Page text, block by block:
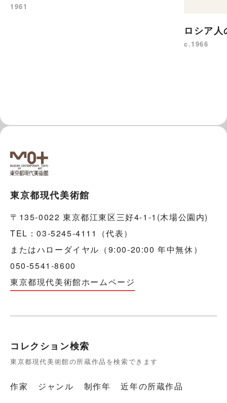
1961
ロシア
c.1966
東京都現代美術館
〒135-0022 東京都江東区三好4-1-1(木場公園内)
TEL：03-5245-4111（代表）
またはハローダイヤル（9:00-20:00 年中無休）
050-5541-8600
東京都現代美術館ホームページ
コレクション検索
東京都現代美術館の所蔵作品を検索できます
作家 ジャンル 制作年
近年の所蔵作品